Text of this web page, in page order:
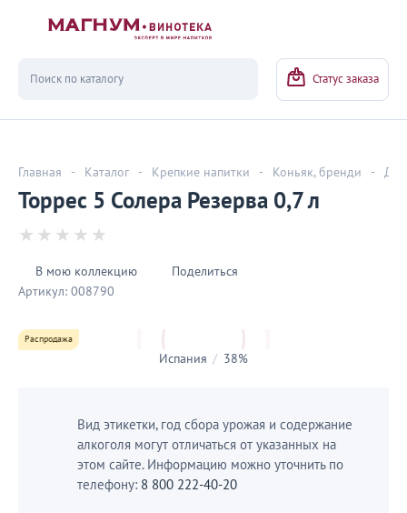
Статус заказа
Главная - Каталог - Крепкие напитки - Коньяк, бренди -
Торрес 5 Солера Резерва 0,7 л
В мою коллекцию
Поделиться
Артикул: 008790
Распродажа
Испания / 38%
Вид этикетки, год сбора урожая и содержание
алкоголя могут отличаться от указанных на
этом сайте. Информацию можно уточнить по
телефону: 8 800 222-40-20